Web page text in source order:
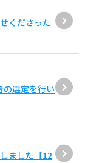
くださった
の選定を行い
ました【12